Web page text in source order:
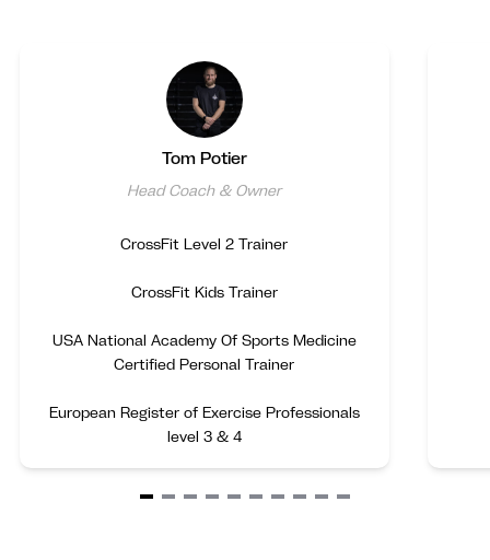
Tom Potier
Head Coach & Owner
CrossFit Level 2 Trainer
CrossFit Kids Trainer
USA National Academy Of Sports Medicine
Certified Personal Trainer
European Register of Exercise Professionals
level 3 & 4